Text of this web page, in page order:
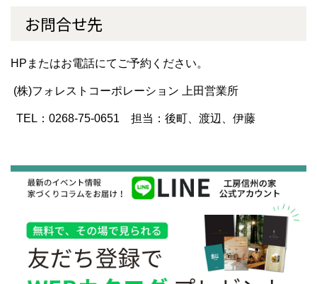
お問合せ先
HPまたはお電話にてご予約ください。
(株)フォレストコーポレーション 上田営業所
TEL：0268-75-0651 担当：後町、渡辺、伊藤